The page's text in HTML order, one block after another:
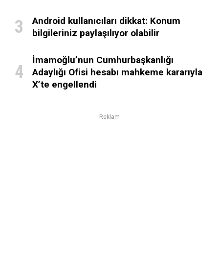
Android kullanıcıları dikkat: Konum
bilgileriniz paylaşılıyor olabilir
İmamoğlu’nun Cumhurbaşkanlığı
Adaylığı Ofisi hesabı mahkeme kararıyla
X’te engellendi
Reklam